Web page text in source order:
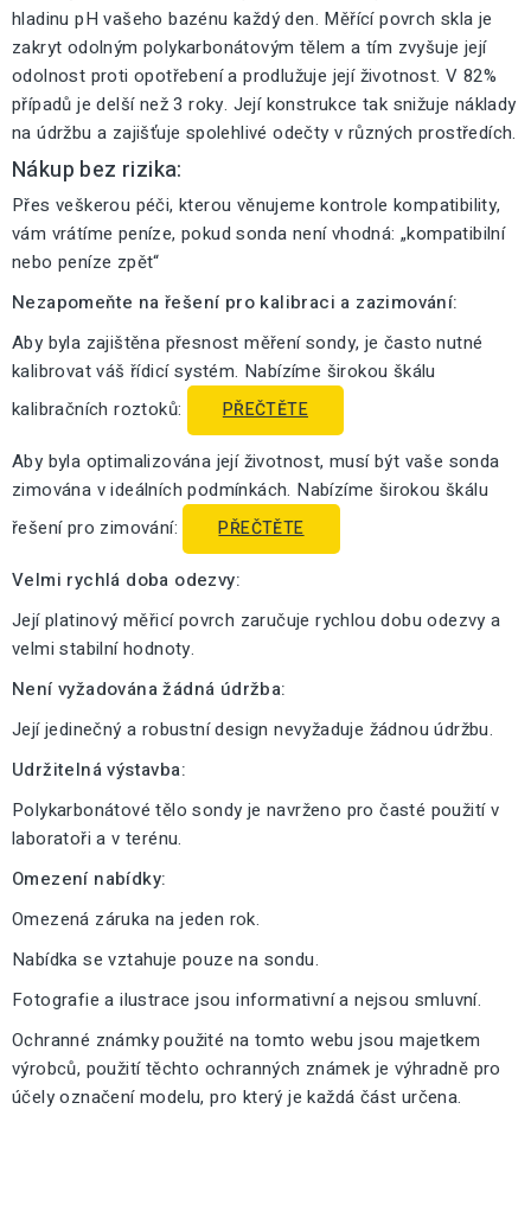
hladinu pH vašeho bazénu každý den. Měřící povrch skla je
zakryt odolným polykarbonátovým tělem a tím zvyšuje její
odolnost proti opotřebení a prodlužuje její životnost. V 82%
případů je delší než 3 roky. Její konstrukce tak snižuje náklady
na údržbu a zajišťuje spolehlivé odečty v různých prostředích.
Nákup bez rizika:
Přes veškerou péči, kterou věnujeme kontrole kompatibility,
vám vrátíme peníze, pokud sonda není vhodná: „kompatibilní
nebo peníze zpět“
Nezapomeňte na řešení pro kalibraci a zazimování:
Aby byla zajištěna přesnost měření sondy, je často nutné
kalibrovat váš řídicí systém. Nabízíme širokou škálu
kalibračních roztoků:
PŘEČTĚTE
Aby byla optimalizována její životnost, musí být vaše sonda
zimována v ideálních podmínkách. Nabízíme širokou škálu
řešení pro zimování:
PŘEČTĚTE
Velmi rychlá doba odezvy:
Její platinový měřicí povrch zaručuje rychlou dobu odezvy a
velmi stabilní hodnoty.
Není vyžadována žádná údržba:
Její jedinečný a robustní design nevyžaduje žádnou údržbu.
Udržitelná výstavba:
Polykarbonátové tělo sondy je navrženo pro časté použití v
laboratoři a v terénu.
Omezení nabídky:
Omezená záruka na jeden rok.
Nabídka se vztahuje pouze na sondu.
Fotografie a ilustrace jsou informativní a nejsou smluvní.
Ochranné známky použité na tomto webu jsou majetkem
výrobců, použití těchto ochranných známek je výhradně pro
účely označení modelu, pro který je každá část určena.